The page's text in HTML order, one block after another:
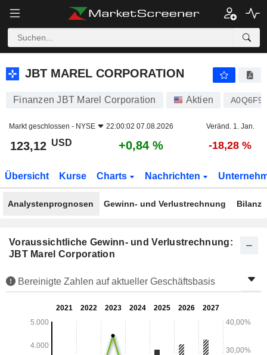
JBT MAREL CORPORATION
JBT MAREL CORPORATION
Finanzen JBT Marel Corporation Aktien A0Q6F9
Markt geschlossen - NYSE 22:00:02 07.08.2026 Veränd. 1. Jan.
123,12 USD +0,84 % -18,28 %
Übersicht Kurse Charts Nachrichten
Analystenprognosen Gewinn- und Verlustrechnung Bilanz
Voraussichtliche Gewinn- und Verlustrechnung:
JBT Marel Corporation
Bereinigte Zahlen auf aktueller Geschäftsbasis